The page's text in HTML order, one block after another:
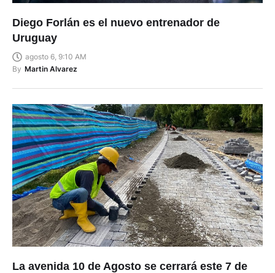
Diego Forlán es el nuevo entrenador de
Uruguay
agosto 6, 9:10 AM
By Martin Alvarez
La avenida 10 de Agosto se cerrará este 7 de